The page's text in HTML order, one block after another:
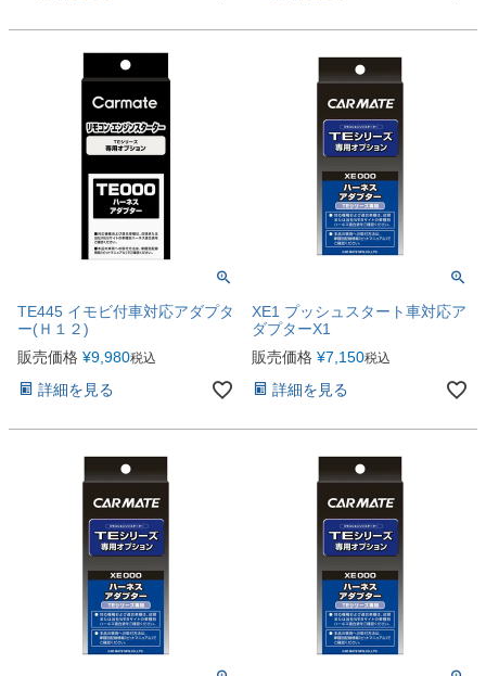
TE445 イモビ付車対応アダプタ
ー(Ｈ１２)
販売価格 ¥9,980税込
詳細を見る
XE1 プッシュスタート車対応ア
ダプターX1
販売価格 ¥7,150税込
詳細を見る